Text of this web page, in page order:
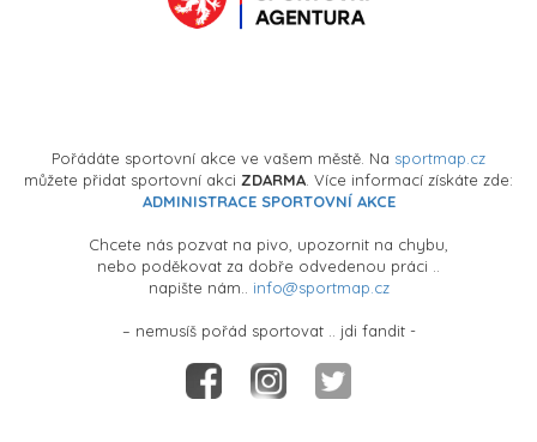
Pořádáte sportovní akce ve vašem městě. Na sportmap.cz
můžete přidat sportovní akci ZDARMA . Více informací získáte zde:
ADMINISTRACE SPORTOVNÍ AKCE
Chcete nás pozvat na pivo, upozornit na chybu,
nebo poděkovat za dobře odvedenou práci ..
napište nám.. info@sportmap.cz
– nemusíš pořád sportovat .. jdi fandit -